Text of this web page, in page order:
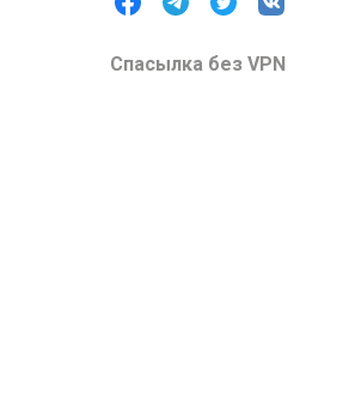
Спасылка без VPN